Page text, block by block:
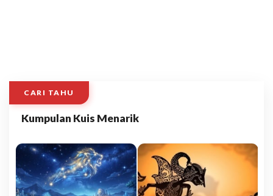
CARI TAHU
Kumpulan Kuis Menarik